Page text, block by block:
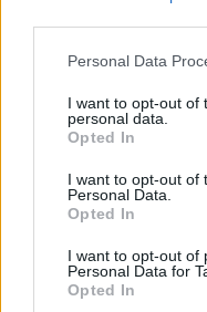
Please note that this
not limited to your visit
grant or deny consent
use your data for below
consent section.
Personal Data
I want to opt-out of
personal data.
Opted In
I want to opt-out of
Personal Data.
Opted In
I want to opt-out of
Personal Data for
Opted In
NECROLOGIE
Mario Malu
Paolo Pinna
Martina